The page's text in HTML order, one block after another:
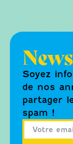
Soyez
de nos
partager
spam !